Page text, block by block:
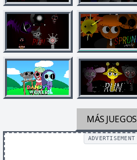
MÁS JUEGOS
ADVERTISEMENT